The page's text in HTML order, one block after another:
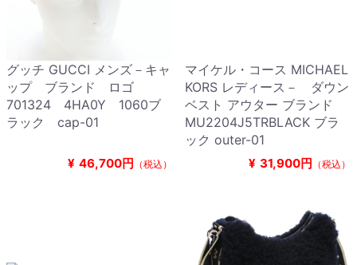
グッチ GUCCI メンズ－キャ
ップ ブランド ロゴ
701324 4HA0Y 1060ブ
ラック cap-01
¥ 46,700円 （税込）
マイケル・コース MICHAEL
KORS レディース－ ダウン
ベスト アウター ブランド
MU2204J5TRBLACK ブラ
ック outer-01
¥ 31,900円 （税込）